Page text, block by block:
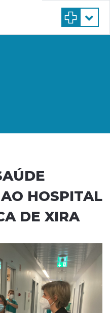
HOSPITAL
DE XIRA